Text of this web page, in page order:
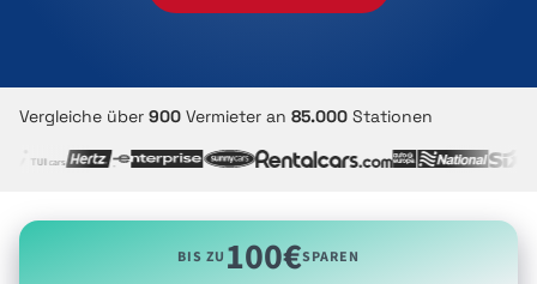
Vergleiche über 900 Vermieter an 85.000 Stationen
BIS ZU100€SPAREN